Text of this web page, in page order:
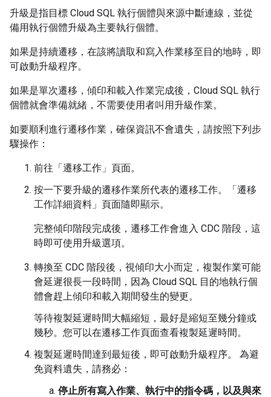
升級是指目標 Cloud SQL 執行個體與來源中斷連線，並從
備用執行個體升級為主要執行個體。
如果是持續遷移，在該將讀取和寫入作業移至目的地時，即
可啟動升級程序。
如果是單次遷移，傾印和載入作業完成後，Cloud SQL 執行
個體就會準備就緒，不需要使用者叫用升級作業。
如要順利進行遷移作業，確保資訊不會遺失，請按照下列步
驟操作：
前往「遷移工作」 頁面。
按一下要升級的遷移作業所代表的遷移工作。「遷移
工作詳細資料」 頁面隨即顯示。
完整傾印階段完成後，遷移工作會進入 CDC 階段，這
時即可使用升級選項。
轉換至 CDC 階段後，視傾印大小而定，複製作業可能
會延遲很長一段時間，因為 Cloud SQL 目的地執行個
體會趕上傾印和載入期間發生的變更。
等待複製延遲時間大幅縮短，最好是縮短至幾分鐘或
幾秒。您可以在遷移工作頁面查看複製延遲時間。
複製延遲時間達到最短後，即可啟動升級程序。 為避
免資料遺失，請務必：
停止所有寫入作業、執行中的指令碼，以及與來